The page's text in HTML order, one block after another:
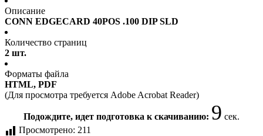
Описание
CONN EDGECARD 40POS .100 DIP SLD
Количество страниц
2 шт.
Форматы файла
HTML, PDF
(Для просмотра требуется Adobe Acrobat Reader)
Подождите, идет подготовка к скачиванию: 9 сек.
Просмотрено: 211